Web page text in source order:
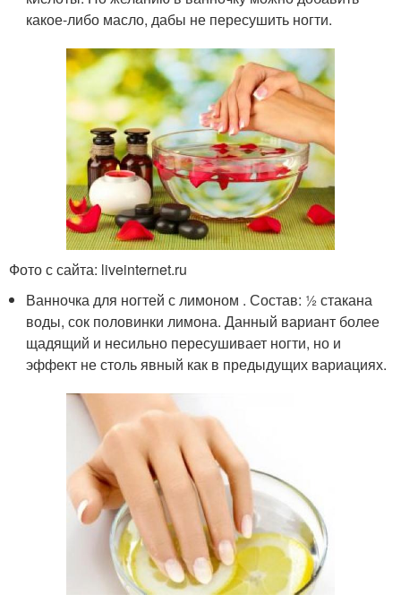
какое-либо масло, дабы не пересушить ногти.
Фото с сайта: liveinternet.ru
Ванночка для ногтей с лимоном . Состав: ½ стакана
воды, сок половинки лимона. Данный вариант более
щадящий и несильно пересушивает ногти, но и
эффект не столь явный как в предыдущих вариациях.